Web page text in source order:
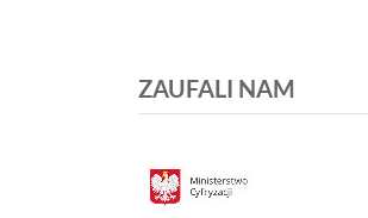
ZAUFALI NAM